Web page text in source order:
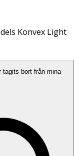
Konvex Light
bort från mina